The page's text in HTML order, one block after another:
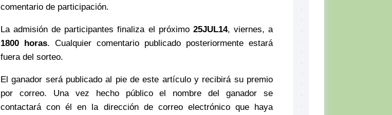
comentario de participación.
La admisión de participantes finaliza el próximo 25JUL14, viernes, a
1800 horas. Cualquier comentario publicado posteriormente estará
fuera del sorteo.
El ganador será publicado al pie de este artículo y recibirá su premio
por correo. Una vez hecho público el nombre del ganador se
contactará con él en la dirección de correo electrónico que haya